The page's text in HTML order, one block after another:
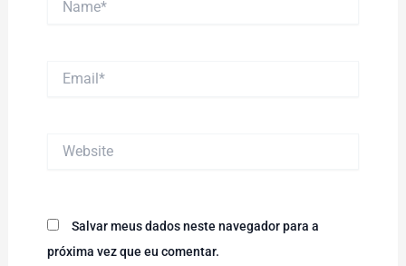
Salvar meus dados neste navegador para a
próxima vez que eu comentar.